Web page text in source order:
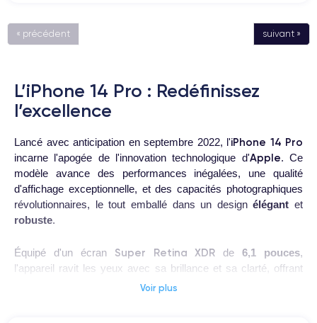
« précédent suivant »
L’iPhone 14 Pro : Redéfinissez
l’excellence
Lancé avec anticipation en septembre 2022, l'iPhone 14 Pro
incarne l'apogée de l'innovation technologique d'Apple. Ce
modèle avance des performances inégalées, une qualité
d'affichage exceptionnelle, et des capacités photographiques
révolutionnaires, le tout emballé dans un designélégant et
robuste.
Équipé d'un écran Super Retina XDR de6,1 pouces,
l'appareil ravit les yeux avec sa brillance et sa clarté, offrant
aussi une expérience immersive grâce à la technologie
Voir plus